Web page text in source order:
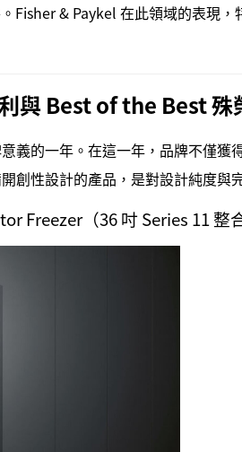
Fisher & Paykel 在此領域的表現
與 Best of the Best 殊
義的一年。在這一年，品牌不僅
創性設計的產品，是對設計純度與
Freezer（36 吋 Series 11 整